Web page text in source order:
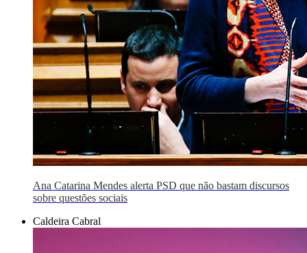
Ana Catarina Mendes alerta PSD que não bastam discursos
sobre questões sociais
Caldeira Cabral